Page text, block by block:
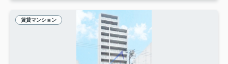
賃貸マンション